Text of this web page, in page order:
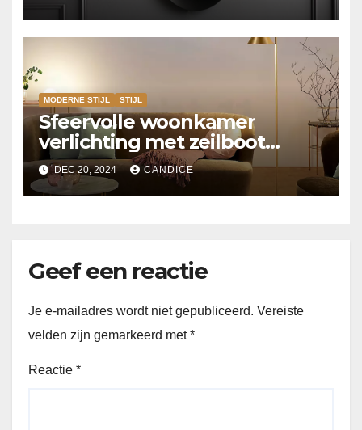
MODERNE STIJL STIJL
Sfeervolle woonkamer
verlichting met zeilboot
vloerlampen
DEC 20, 2024 CANDICE
Geef een reactie
Je e-mailadres wordt niet gepubliceerd. Vereiste
velden zijn gemarkeerd met*
Reactie *